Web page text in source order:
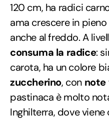
120 cm, ha radici
ama crescere in
anche al freddo. A
consuma la radice:
carota, ha un colore
zuccherino, con note
pastinaca è molto
Inghilterra, dove